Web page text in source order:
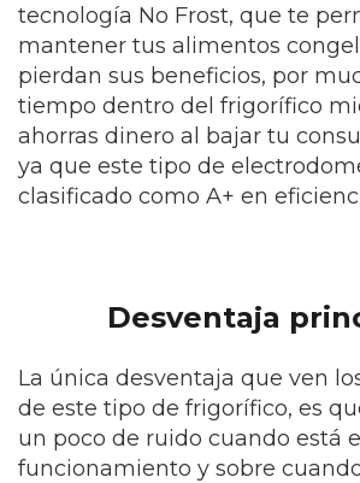
tecnología No Frost, que te
mantener tus alimentos
pierdan sus beneficios, por
tiempo dentro del frigorífico
ahorras dinero al bajar tu
ya que este tipo de
clasificado como A+ en
Desventaja
La única desventaja que ven
de este tipo de frigorífico, es
un poco de ruido cuando está
funcionamiento y sobre